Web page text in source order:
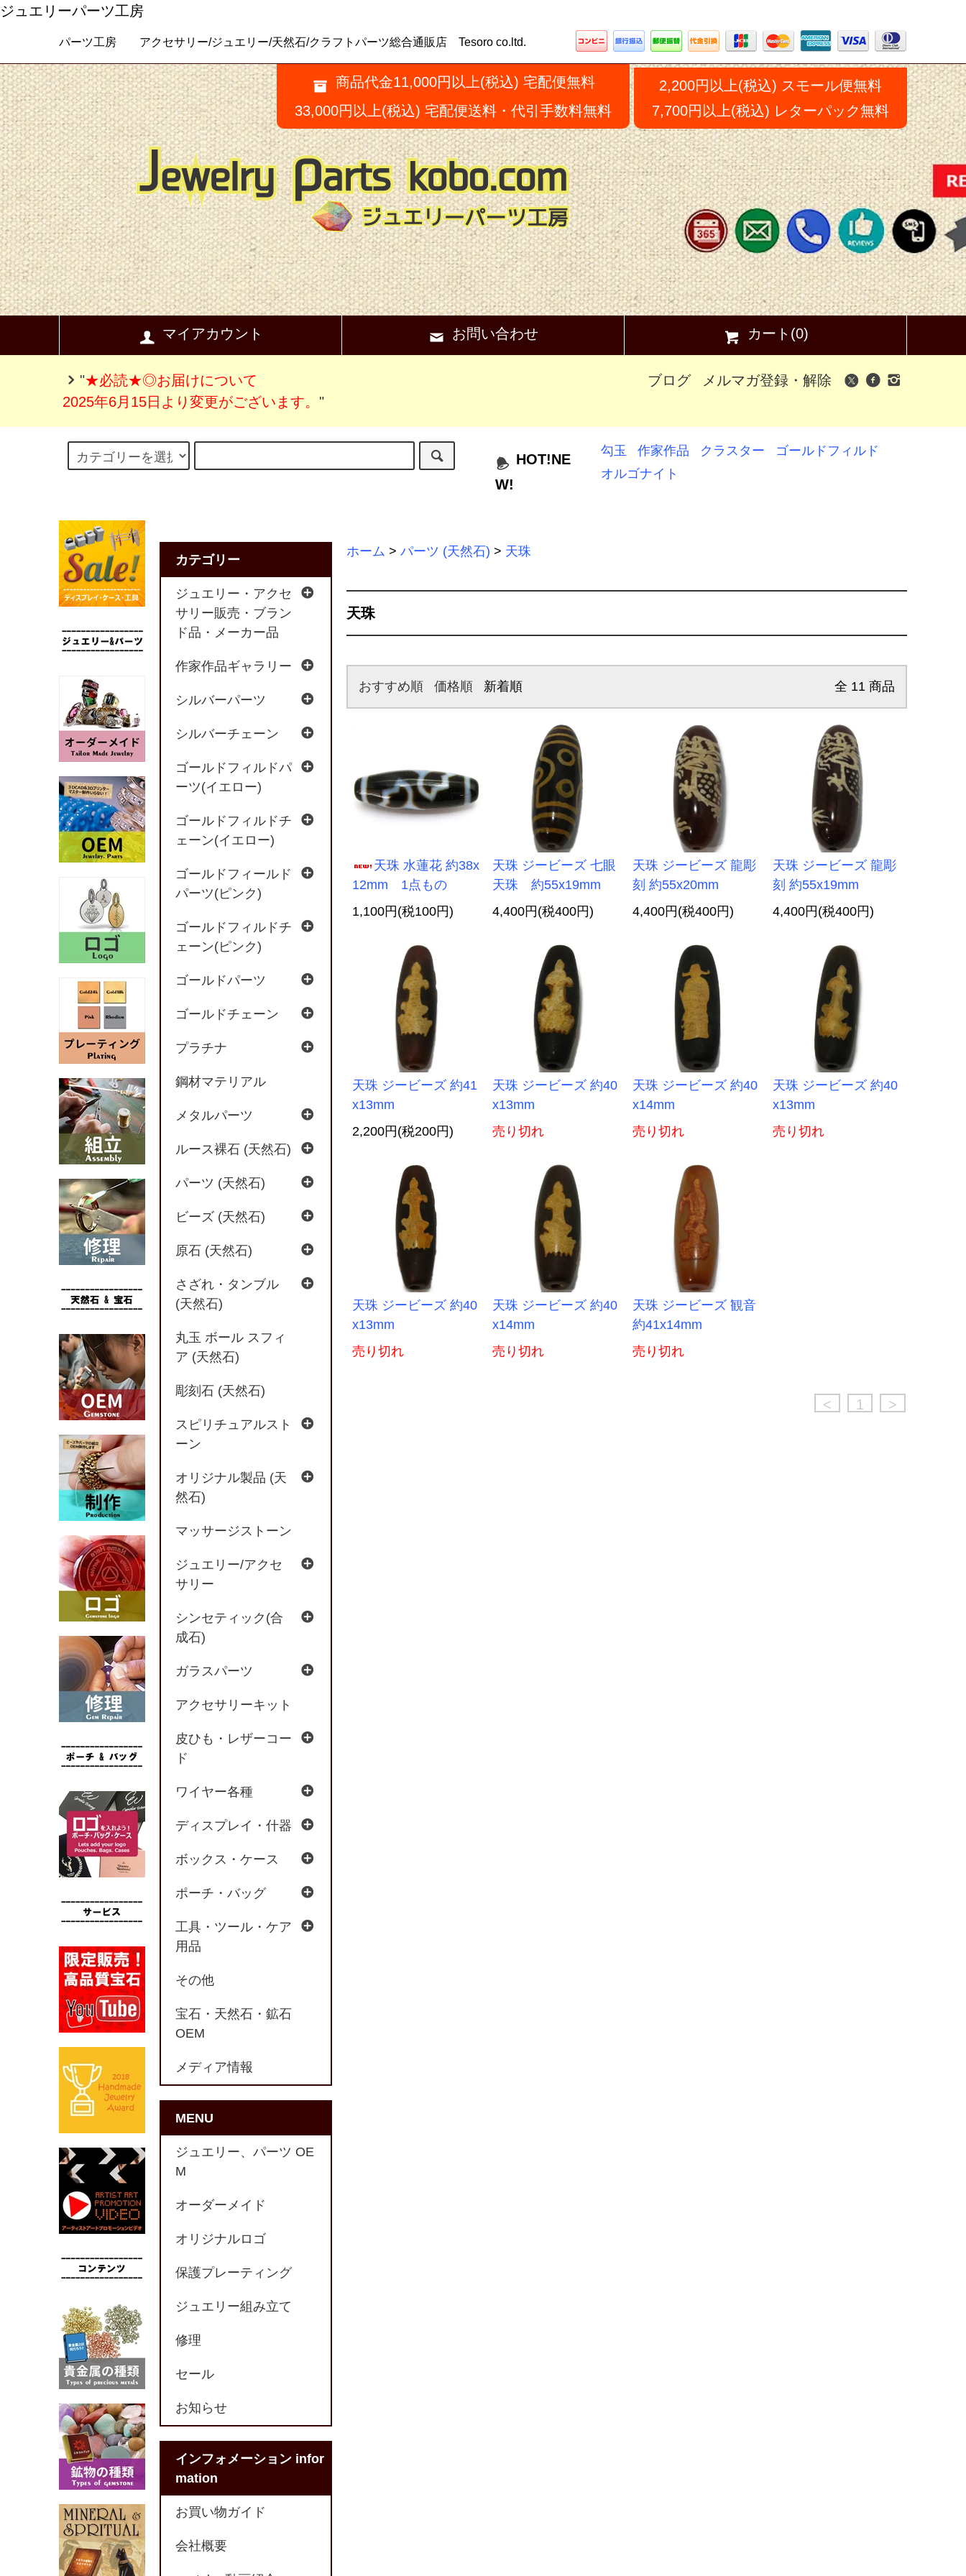
ジュエリーパーツ工房
パーツ工房 アクセサリー/ジュエリー/天然石/クラフトパーツ総合通販店 Tesoro co.ltd.
商品代金11,000円以上(税込) 宅配便無料
33,000円以上(税込) 宅配便送料・代引手数料無料
2,200円以上(税込) スモール便無料
7,700円以上(税込) レターパック無料
マイアカウント お問い合わせ カート(0)
"★必読★◎お届けについて
2025年6月15日より変更がございます。 "
ブログ メルマガ登録・解除
HOT!NE
W!
勾玉 作家作品 クラスター
ゴールドフィルド
オルゴナイト
ホーム > パーツ (天然石) > 天珠
天珠
おすすめ順 価格順 新着順 全 11 商品
天珠 水蓮花 約38x
12mm 1点もの
1,100円(税100円)
天珠 ジービーズ 七眼
天珠 約55x19mm
4,400円(税400円)
天珠 ジービーズ 龍彫
刻 約55x20mm
4,400円(税400円)
天珠 ジービーズ 龍彫
刻 約55x19mm
4,400円(税400円)
天珠 ジービーズ 約41
x13mm
2,200円(税200円)
天珠 ジービーズ 約40
x13mm
売り切れ
天珠 ジービーズ 約40
x14mm
売り切れ
天珠 ジービーズ 約40
x13mm
売り切れ
天珠 ジービーズ 約40
x13mm
売り切れ
天珠 ジービーズ 約40
x14mm
売り切れ
天珠 ジービーズ 観音
約41x14mm
売り切れ
< 1 >
カテゴリー
ジュエリー・アクセ
サリー販売・ブラン
ド品・メーカー品
作家作品ギャラリー
シルバーパーツ
シルバーチェーン
ゴールドフィルドパ
ーツ(イエロー)
ゴールドフィルドチ
ェーン(イエロー)
ゴールドフィールド
パーツ(ピンク)
ゴールドフィルドチ
ェーン(ピンク)
ゴールドパーツ
ゴールドチェーン
プラチナ
鋼材マテリアル
メタルパーツ
ルース裸石 (天然石)
パーツ (天然石)
ビーズ (天然石)
原石 (天然石)
さざれ・タンブル
(天然石)
丸玉 ボール スフィ
ア (天然石)
彫刻石 (天然石)
スピリチュアルスト
ーン
オリジナル製品 (天
然石)
マッサージストーン
ジュエリー/アクセ
サリー
シンセティック(合
成石)
ガラスパーツ
アクセサリーキット
皮ひも・レザーコー
ド
ワイヤー各種
ディスプレイ・什器
ボックス・ケース
ポーチ・バッグ
工具・ツール・ケア
用品
その他
宝石・天然石・鉱石
OEM
メディア情報
MENU
ジュエリー、パーツ OE
M
オーダーメイド
オリジナルロゴ
保護プレーティング
ジュエリー組み立て
修理
セール
お知らせ
インフォメーション infor
mation
お買い物ガイド
会社概要